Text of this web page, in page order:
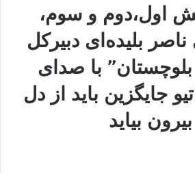
اول،دوم و سوم،
بلیده‌ای دبیرکل
با صدای
جایگزین باید از دل
بیاید